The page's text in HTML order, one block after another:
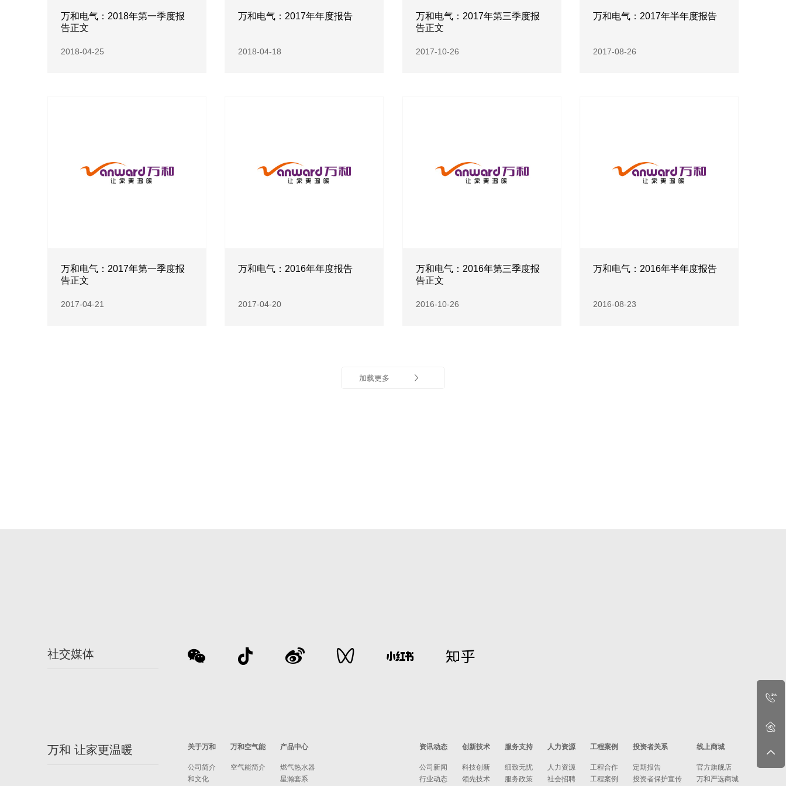
万和电气：2018年第一季度报
告正文
2018-04-25
万和电气：2017年年度报告
2018-04-18
万和电气：2017年第三季度报
告正文
2017-10-26
万和电气：2017年半年度报告
2017-08-26
万和电气：2017年第一季度报
告正文
2017-04-21
万和电气：2016年年度报告
2017-04-20
万和电气：2016年第三季度报
告正文
2016-10-26
万和电气：2016年半年度报告
2016-08-23
加载更多
社交媒体
万和 让家更温暖 关于万和
公司简介
和文化
万和空气能
空气能简介
产品中心
燃气热水器
星瀚套系
资讯动态
公司新闻
行业动态
创新技术
科技创新
领先技术
服务支持
细致无忧
服务政策
人力资源
人力资源
社会招聘
工程案例
工程合作
工程案例
投资者关系
定期报告
投资者保护宣传
线上商城
官方旗舰店
万和严选商城